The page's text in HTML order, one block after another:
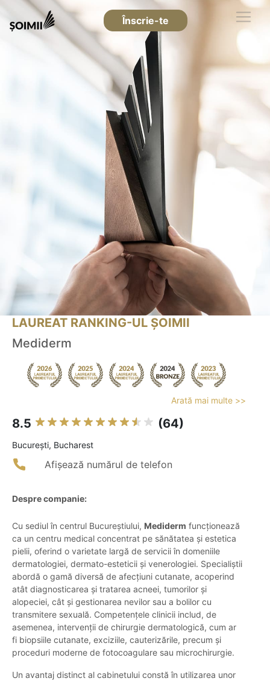
Înscrie-te
LAUREAT RANKING-UL ȘOIMII
Mediderm
Arată mai multe >>
8.5 (64)
Bucureşti, Bucharest
Afișează numărul de telefon
Despre companie:
Cu sediul în centrul Bucureștiului, Mediderm funcționează
ca un centru medical concentrat pe sănătatea și estetica
pielii, oferind o varietate largă de servicii în domeniile
dermatologiei, dermato-esteticii și venerologiei. Specialiștii
abordă o gamă diversă de afecțiuni cutanate, acoperind
atât diagnosticarea și tratarea acneei, tumorilor și
alopeciei, cât și gestionarea nevilor sau a bolilor cu
transmitere sexuală. Competențele clinicii includ, de
asemenea, intervenții de chirurgie dermatologică, cum ar
fi biopsiile cutanate, exciziile, cauterizările, precum și
proceduri moderne de fotocoagulare sau microchirurgie.
Un avantaj distinct al cabinetului constă în utilizarea unor